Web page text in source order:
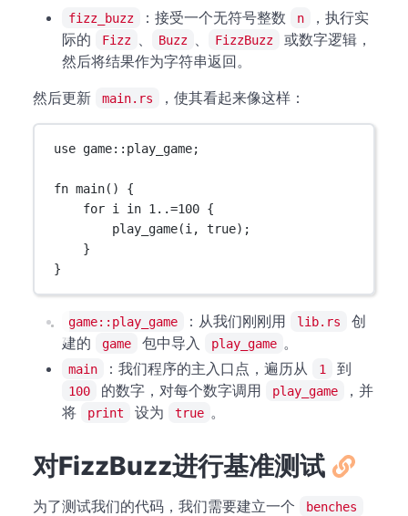
fizz_buzz ：接受一个无符号整数 n
，执行实
际的
Fizz Buzz FizzBuzz
或数字逻辑，
然后将结果作为字符串返回。
然后更新
main.rs ，使其看起来像这样：
use game:: play_game;
fn main() {
for i in 1..=100 {
play_game(i, true);
}
}
game::play_game ：从我们刚刚用 lib.rs
创
建的
game 包中导入 play_game 。
main ：我们程序的主入口点，遍历从 1 到
100 的数字，对每个数字调用 play_game
，并
将
print 设为 true 。
对FizzBuzz进行基准测试
为了测试我们的代码，我们需要建立一个 benches